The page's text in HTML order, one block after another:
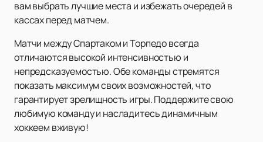
вам выбрать лучшие места и избежать очередей в
кассах перед матчем.
Матчи между Спартаком и Торпедо всегда
отличаются высокой интенсивностью и
непредсказуемостью. Обе команды стремятся
показать максимум своих возможностей, что
гарантирует зрелищность игры. Поддержите свою
любимую команду и насладитесь динамичным
хоккеем вживую!